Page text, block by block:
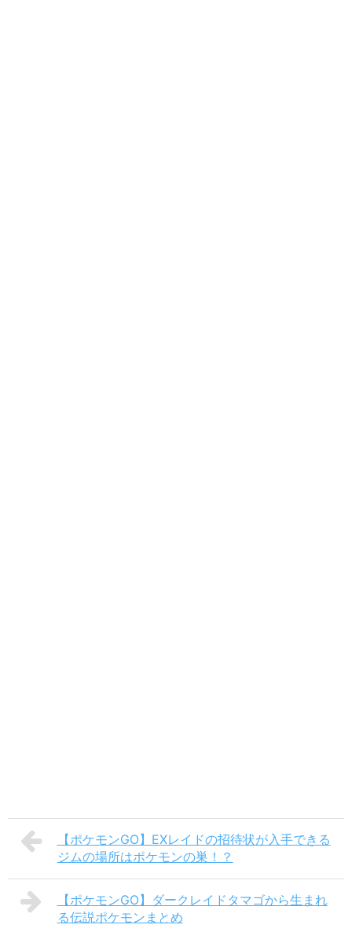
【ポケモンGO】EXレイドの招待状が入手できる
ジムの場所はポケモンの巣！？
【ポケモンGO】ダークレイドタマゴから生まれ
る伝説ポケモンまとめ